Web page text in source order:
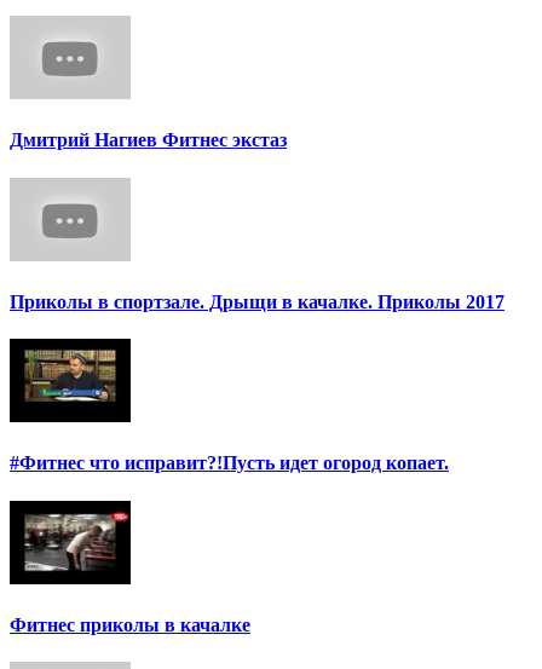
Дмитрий Нагиев Фитнес экстаз
Приколы в спортзале. Дрыщи в качалке. Приколы 2017
#Фитнес что исправит?!Пусть идет огород копает.
Фитнес приколы в качалке